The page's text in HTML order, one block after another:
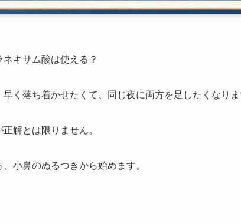
キサム酸は使える？
く落ち着かせたくて、同じ夜に両方を足したくなり
解とは限りません。
小鼻のぬるつきから始めます。